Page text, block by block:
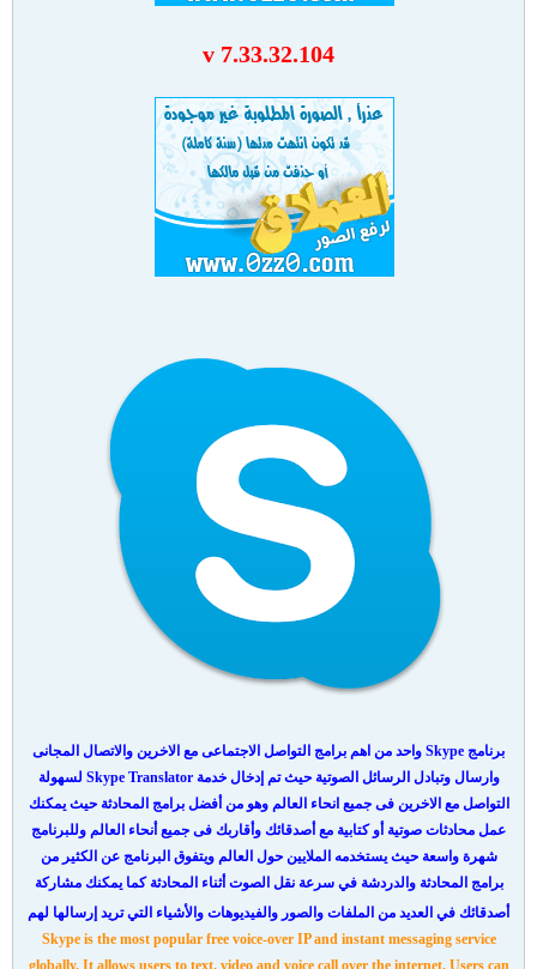
v 7.33.32.104
برنامج Skype واحد من اهم برامج التواصل الاجتماعى مع الاخرين والاتصال المجانى
وارسال وتبادل الرسائل الصوتية حيث تم إدخال خدمة Skype Translator لسهولة
التواصل مع الاخرين فى جميع انحاء العالم وهو من أفضل برامج المحادثة حيث يمكنك
عمل محادثات صوتية أو كتابية مع أصدقائك وأقاربك فى جميع أنحاء العالم وللبرنامج
شهرة واسعة حيث يستخدمه الملايين حول العالم ويتفوق البرنامج عن الكثير من
برامج المحادثة والدردشة في سرعة نقل الصوت أثناء المحادثة كما يمكنك مشاركة
أصدقائك في العديد من الملفات والصور والفيديوهات والأشياء التي تريد إرسالها لهم
Skype is the most popular free voice-over IP and instant messaging service
globally. It allows users to text, video and voice call over the internet. Users can